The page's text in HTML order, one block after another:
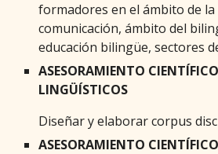
formadores en el ámbito de la
comunicación, ámbito del
educación bilingüe, sectores
ASESORAMIENTO
LINGÜÍSTICOS
Diseñar y elaborar corpus
ASESORAMIENTO